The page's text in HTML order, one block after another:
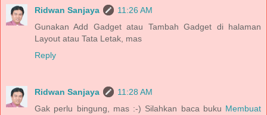
Ridwan Sanjaya
11:26 AM
Gunakan Add Gadget atau Tambah Gadget di halaman
Layout atau Tata Letak, mas
Reply
Ridwan Sanjaya
11:28 AM
Gak perlu bingung, mas :-) Silahkan baca buku Membuat